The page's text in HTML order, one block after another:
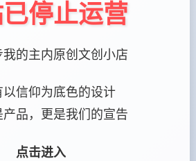
停止运营
的主内原创文创小店
信仰为底色的设计
品，更是我们的宣告
点击进入